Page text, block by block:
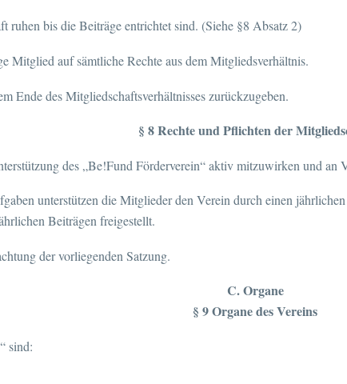
ruhen bis die Beiträge entrichtet sind. (Siehe §8 Absatz 2)
Mitglied auf sämtliche Rechte aus dem Mitgliedsverhältnis.
Ende des Mitgliedschaftsverhältnisses zurückzugeben.
§ 8 Rechte und Pflichten der
des „Be!Fund Förderverein“ aktiv mitzuwirken und an
unterstützen die Mitglieder den Verein durch einen
Beiträgen freigestellt.
der vorliegenden Satzung.
C. Organe
§ 9 Organe des Vereins
sind: